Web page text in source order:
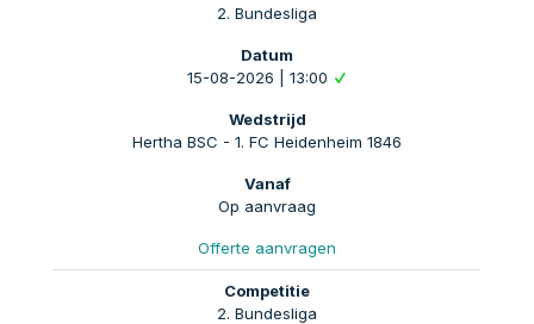
2. Bundesliga
15-08-2026 | 13:00
Hertha BSC - 1. FC Heidenheim 1846
Op aanvraag
Offerte aanvragen
2. Bundesliga